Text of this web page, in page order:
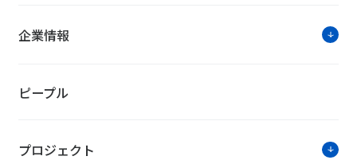
企業情報
ピープル
プロジェクト